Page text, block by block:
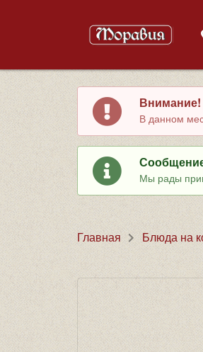
Внимание!
В данном
Мы рады
Главная Блюда на